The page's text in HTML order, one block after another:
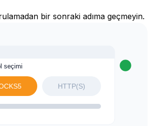
bir sonraki adıma geçmeyin.